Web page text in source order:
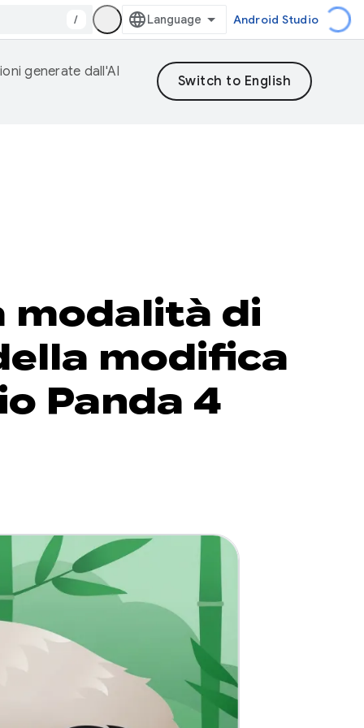
/ Android Studio
generate dall'AI
modalità di
modifica
Panda 4